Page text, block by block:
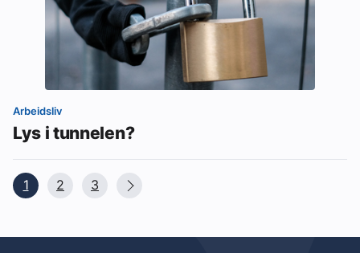
Arbeidsliv
Lys i tunnelen?
1 2 3